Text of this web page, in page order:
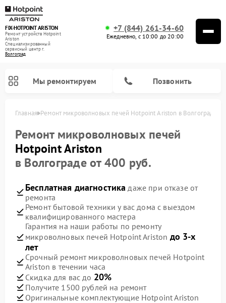
FIX-HOTPOINT ARISTON
Ремонт устройств Hotpoint
Ariston
Специализированный
cервисный центр г.
Волгоград
+7 (844) 261-34-60
Ежедневно, с 10:00 до 20:00
Мы ремонтируем Позвонить
Главная Ремонт микроволновых печей Hotpoint Ariston в Волгограде
Ремонт микроволновых печей
Hotpoint Ariston
в Волгограде от 400 руб.
Бесплатная диагностика даже при отказе от
ремонта
Ремонт бытовой техники у вас дома с выездом
квалифицированного мастера
Гарантия на наши работы по ремонту
микроволновых печей Hotpoint Ariston до 3-х
лет
Срочный ремонт микроволновых печей Hotpoint
Ariston в течении часа
Скидка для вас до 20%
Получите 1500 рублей на ремонт
Оригинальные комплектующие Hotpoint Ariston